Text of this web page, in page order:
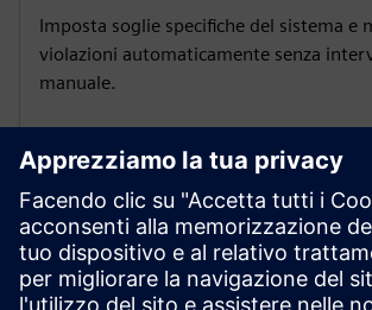
Imposta soglie specifiche del sistema e
violazioni automaticamente senza
manuale.
Distribuire app su larga
Usa Industrial Edge Management per
aggiornamenti e gestire le licenze su